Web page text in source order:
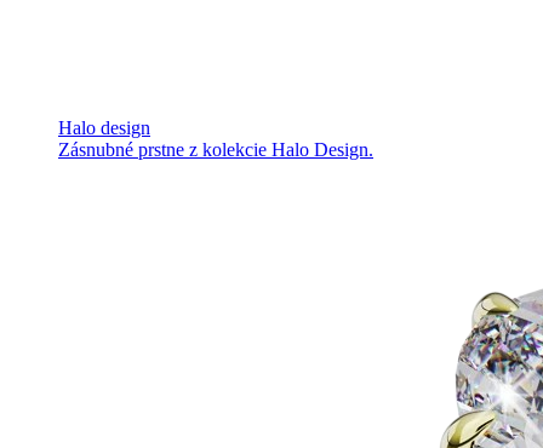
Halo design
Zásnubné prstne z kolekcie Halo Design.